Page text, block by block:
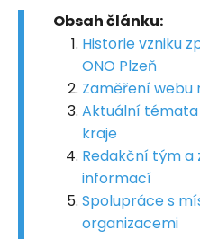
Obsah článku:
Historie vzniku
ONO Plzeň
Zaměření webu
Aktuální témata
kraje
Redakční tým a
informací
Spolupráce s
organizacemi